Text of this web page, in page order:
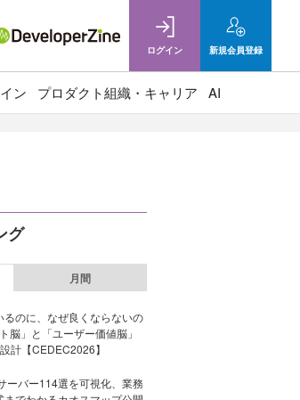
ログイン 新規会員登録
ン プロダクト組織・キャリア AI
グ
月間
のに、なぜ良くならないの
脳」と「ユーザー価値脳」
計【CEDEC2026】
ーバー114選を可視化、業務